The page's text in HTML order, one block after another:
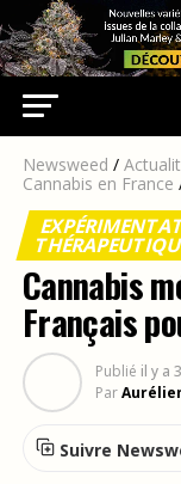
Newsweed /
Cannabis en France
Cannabis
Français
Publié il y a
Par
Suivre